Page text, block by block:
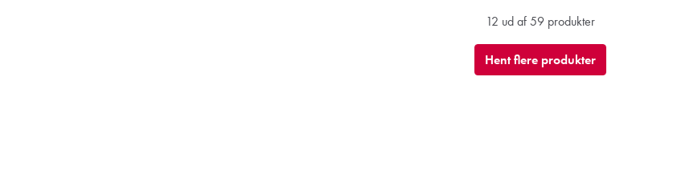
12 ud af 59 produkter
Hent flere produkter